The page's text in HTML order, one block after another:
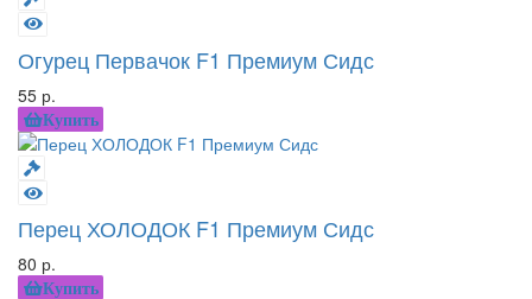
Огурец Первачок F1 Премиум Сидс
55 р.
Купить
Перец ХОЛОДОК F1 Премиум Сидс
80 р.
Купить